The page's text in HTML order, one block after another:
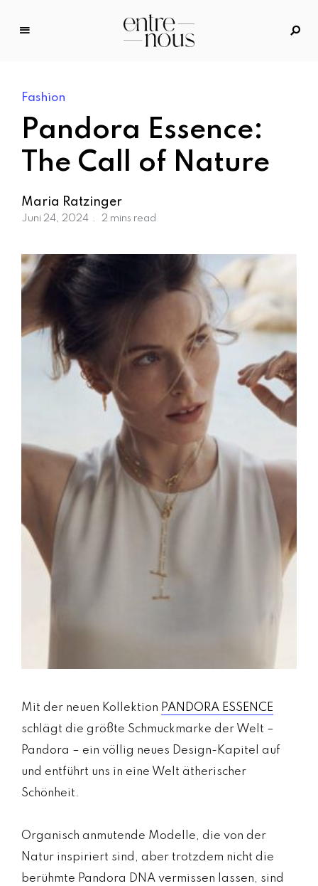
N
o
s
a
M
m
a
g
zi
n
a
u
s
Ö
MODE, BEAUTY, TRAVEL, MENTAL HEALTH
Fashion
Pandora Essence:
The Call of Nature
Maria Ratzinger
Juni 24, 2024 2 mins read
Mit der neuen Kollektion PANDORA ESSENCE
schlägt die größte Schmuckmarke der Welt –
Pandora – ein völlig neues Design-Kapitel auf
und entführt uns in eine Welt ätherischer
Schönheit.
Organisch anmutende Modelle, die von der
Natur inspiriert sind, aber trotzdem nicht die
berühmte Pandora DNA vermissen lassen, sind